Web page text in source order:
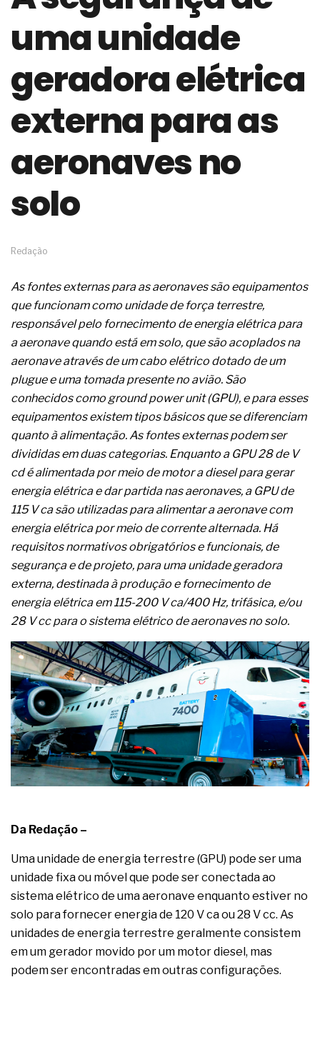
de governança das organizações
O desenho industrial ganha espaço como
estratégia competitiva nas empresas
materiais cimentícios com fibra de vidro
A próxima vantagem competitiva não está no
A IA elevou a régua do comprador B2B e a venda
complexa ficou ainda mais humana
cabos e condutores elétricos
A fabricação conforme das portas com tipologia
tentar criar uma reserva de mercado sobre as
NBR ISO
Os critérios médicos da síndrome metabólica
A prevenção clínica da coceira no ânus
Os sintomas clínicos do teratoma de ovário
O tratamento médico da síndrome da fadiga
As causas médicas da queda dos cabelos ou
calvície
Quando a gestão é o obstáculo para o resultado
positivo
Os procedimentos para a inspeção em estruturas
hidráulicas de concreto de obras
O movimento regular reduz em 19% o risco de
morte precoce e melhora o metabolismo
O desenvolvimento de indicadores nas atividades
de governança das organizações
O desenho industrial ganha espaço como
estratégia competitiva nas empresas
As variações dimensionais dos produtos de
materiais cimentícios com fibra de vidro
A próxima vantagem competitiva não está no
A IA elevou a régua do comprador B2B e a venda
complexa ficou ainda mais humana
uma unidade
geradora elétrica
externa para as
aeronaves no
solo
Redação
As fontes externas para as aeronaves são equipamentos
que funcionam como unidade de força terrestre,
responsável pelo fornecimento de energia elétrica para
a aeronave quando está em solo, que são acoplados na
aeronave através de um cabo elétrico dotado de um
plugue e uma tomada presente no avião. São
conhecidos como ground power unit (GPU), e para esses
equipamentos existem tipos básicos que se diferenciam
quanto à alimentação. As fontes externas podem ser
divididas em duas categorias. Enquanto a GPU 28 de V
cd é alimentada por meio de motor a diesel para gerar
energia elétrica e dar partida nas aeronaves, a GPU de
115 V ca são utilizadas para alimentar a aeronave com
energia elétrica por meio de corrente alternada. Há
requisitos normativos obrigatórios e funcionais, de
segurança e de projeto, para uma unidade geradora
externa, destinada à produção e fornecimento de
energia elétrica em 115-200 V ca/400 Hz, trifásica, e/ou
28 V cc para o sistema elétrico de aeronaves no solo.
Da Redação –
Uma unidade de energia terrestre (GPU) pode ser uma
unidade fixa ou móvel que pode ser conectada ao
sistema elétrico de uma aeronave enquanto estiver no
solo para fornecer energia de 120 V ca ou 28 V cc. As
unidades de energia terrestre geralmente consistem
em um gerador movido por um motor diesel, mas
podem ser encontradas em outras configurações.